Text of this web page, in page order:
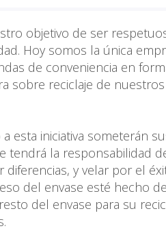
objetivo de ser
Hoy somos la única
de conveniencia en
sobre reciclaje de
esta iniciativa someterán
la responsabilidad
y velar por el
del envase esté hecho
del envase para su